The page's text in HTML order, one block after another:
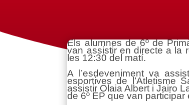
Els alumnes de 6º de
van assistir en directe a la
les 12:30 del matí.
A l’esdeveniment va
esportives de l’Atletisme
assistir Olaia Albert i Jairo
de 6º EP que van